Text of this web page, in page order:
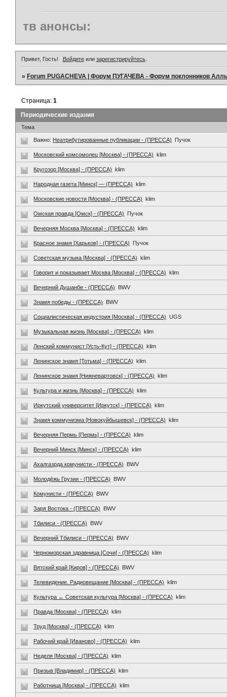
тв анонсы:
Привет, Гость! Войдитеили зарегистрируйтесь.
»Forum PUGACHEVA | Форум ПУГАЧЕВА - Форум поклонников
Периодические издания
Страница:1
Тема
Важно: Неатрибутированные публикации - (ПРЕССА) Пучок
Московский комсомолец [Москва] - (ПРЕССА) klim
Кругозор [Москва] - (ПРЕССА) klim
Народная газета [Минск] — (ПРЕССА) klim
Московские новости [Москва] - (ПРЕССА) klim
Омская правда [Омск] - (ПРЕССА) Пучок
Вечерняя Москва [Москва] - (ПРЕССА) klim
Красное знамя [Харьков] - (ПРЕССА) Пучок
Советская музыка [Москва] - (ПРЕССА) klim
Говорит и показывает Москва [Москва] - (ПРЕССА) klim
Вечерний Душанбе - (ПРЕССА) BWV
Знамя победы - (ПРЕССА) BWV
Социалистическая индустрия [Москва] - (ПРЕССА) UGS
Музыкальная жизнь [Москва] - (ПРЕССА) klim
Ленский коммунист [Усть-Кут] - (ПРЕССА) klim
Ленинское знамя [Тотьма] - (ПРЕССА) klim
Ленинское знамя [Нижневартовск] - (ПРЕССА) klim
Культура и жизнь [Москва] - (ПРЕССА) klim
Иркутский университет [Иркутск] - (ПРЕССА) klim
Знамя коммунизма [Новокуйбышевск] - (ПРЕССА) klim
Вечерняя Пермь [Пермь] - (ПРЕССА) klim
Вечерний Минск [Минск] - (ПРЕССА) klim
Ахалгазрда комунисти - (ПРЕССА) BWV
Молодёжь Грузии - (ПРЕССА) BWV
Комунисти - (ПРЕССА) BWV
Заря Востока - (ПРЕССА) BWV
Тбилиси - (ПРЕССА) BWV
Вечерний Тбилиси - (ПРЕССА) BWV
Черноморская здравница [Сочи] - (ПРЕССА) klim
Вятский край [Киров] - (ПРЕССА) BWV
Телевидение. Радиовещание [Москва] - (ПРЕССА) klim
Культура ← Советская культура [Москва] - (ПРЕССА) klim
Правда [Москва] - (ПРЕССА) klim
Труд [Москва] - (ПРЕССА) klim
Рабочий край [Иваново] - (ПРЕССА) klim
Неделя [Москва] - (ПРЕССА) klim
Призыв [Владимир] - (ПРЕССА) klim
Работница [Москва] - (ПРЕССА) klim